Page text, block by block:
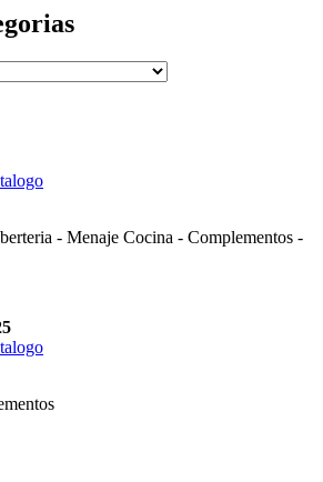
- Menaje Cocina - Complementos -